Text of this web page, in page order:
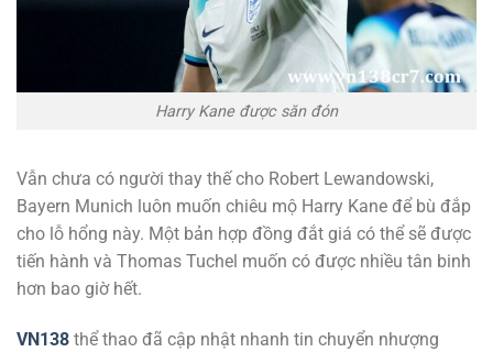
Harry Kane được săn đón
Vẫn chưa có người thay thế cho Robert Lewandowski,
Bayern Munich luôn muốn chiêu mộ Harry Kane để bù đắp
cho lỗ hổng này. Một bản hợp đồng đắt giá có thể sẽ được
tiến hành và Thomas Tuchel muốn có được nhiều tân binh
hơn bao giờ hết.
VN138 thể thao đã cập nhật nhanh tin chuyển nhượng